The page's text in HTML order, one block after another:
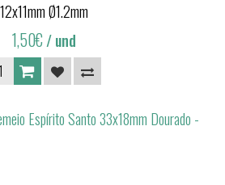
12x11mm Ø1.2mm
1,50€/ und
Espírito Santo 33x18mm Dourado -